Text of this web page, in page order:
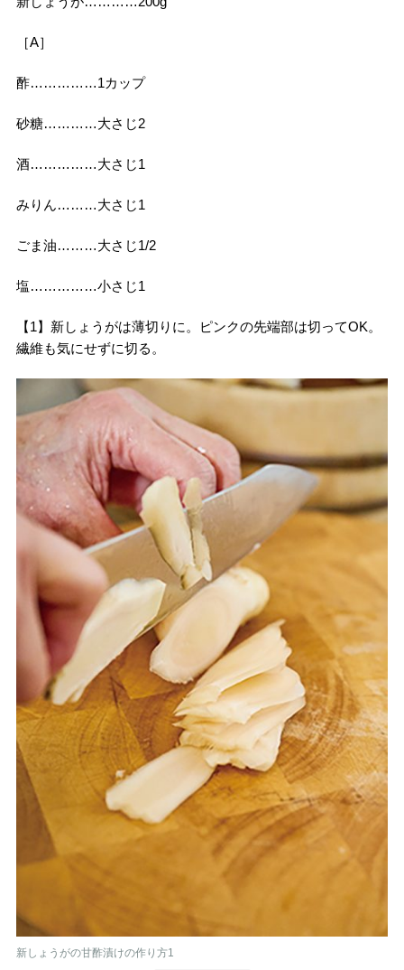
［A］
酢……………1カップ
砂糖…………大さじ2
酒……………大さじ1
みりん………大さじ1
ごま油………大さじ1/2
塩……………小さじ1
【1】新しょうがは薄切りに。ピンクの先端部は切ってOK。
繊維も気にせずに切る。
新しょうがの甘酢漬けの作り方1